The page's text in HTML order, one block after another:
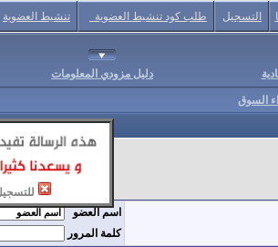
التسجيل طلب كود تنشيط العضوية تنشيط العضوية
دليل مزودي المعلومات
السوق
اسم العضو
كلمة المرور